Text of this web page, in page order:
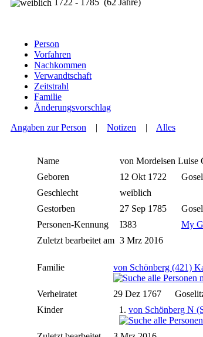
1722 - 1785 (62 Jahre)
Person
Vorfahren
Nachkommen
Verwandtschaft
Zeitstrahl
Familie
Änderungsvorschlag
Angaben zur Person | Notizen | Alles
Name von Mordeisen Luise
Geboren
12 Okt 1722
Geschlecht
weiblich
Gestorben
27 Sep 1785
Personen-Kennung
I383
My
Zuletzt bearbeitet am 3 Mrz 2016
Familie von Schönberg (421)
Verheiratet
29 Dez 1767
Kinder
1. von Schönberg N